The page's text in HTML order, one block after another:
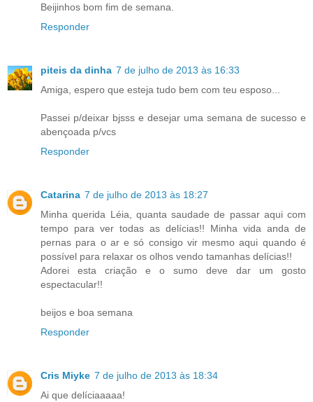
Beijinhos bom fim de semana.
Responder
piteis da dinha 7 de julho de 2013 às 16:33
Amiga, espero que esteja tudo bem com teu esposo...
Passei p/deixar bjsss e desejar uma semana de sucesso e
abençoada p/vcs
Responder
Catarina 7 de julho de 2013 às 18:27
Minha querida Léia, quanta saudade de passar aqui com
tempo para ver todas as delícias!! Minha vida anda de
pernas para o ar e só consigo vir mesmo aqui quando é
possível para relaxar os olhos vendo tamanhas delícias!!
Adorei esta criação e o sumo deve dar um gosto
espectacular!!
beijos e boa semana
Responder
Cris Miyke 7 de julho de 2013 às 18:34
Ai que delíciaaaaa!